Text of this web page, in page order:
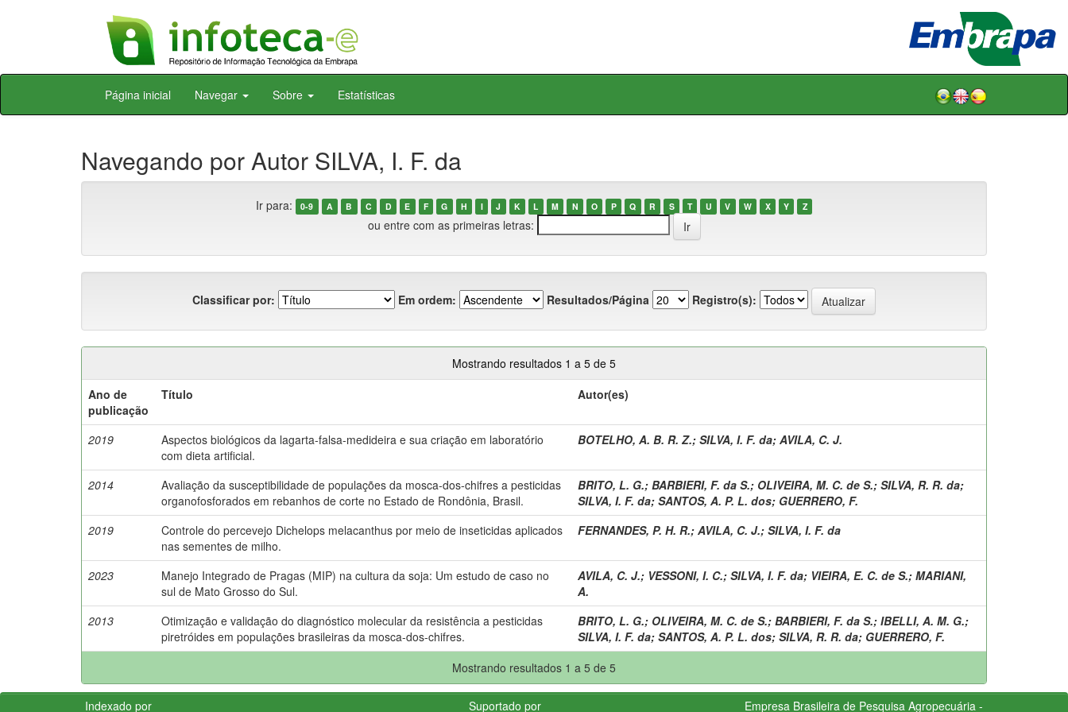
Skip
Página inicial Navegar Sobre Estatísticas
Navegando por Autor SILVA, I. F. da
Ir para: 0-9 A B C D E F G H I J K L M N O P Q R S T U V W X Y Z
ou entre com as primeiras letras:
Classificar por: Em ordem: Resultados/Página Registro(s):
Mostrando resultados 1 a 5 de 5
Ano de
publicação
Título Autor(es)
2019
Aspectos biológicos da lagarta-falsa-medideira e sua criação em laboratório
com dieta artificial.
BOTELHO, A. B. R. Z.; SILVA, I. F. da; AVILA, C. J.
2014
Avaliação da susceptibilidade de populações da mosca-dos-chifres a pesticidas
organofosforados em rebanhos de corte no Estado de Rondônia, Brasil.
BRITO, L. G.; BARBIERI, F. da S.; OLIVEIRA, M. C. de S.; SILVA, R. R. da;
SILVA, I. F. da; SANTOS, A. P. L. dos; GUERRERO, F.
2019
Controle do percevejo Dichelops melacanthus por meio de inseticidas aplicados
nas sementes de milho.
FERNANDES, P. H. R.; AVILA, C. J.; SILVA, I. F. da
2023
Manejo Integrado de Pragas (MIP) na cultura da soja: Um estudo de caso no
sul de Mato Grosso do Sul.
AVILA, C. J.; VESSONI, I. C.; SILVA, I. F. da; VIEIRA, E. C. de S.; MARIANI,
A.
2013
Otimização e validação do diagnóstico molecular da resistência a pesticidas
piretróides em populações brasileiras da mosca-dos-chifres.
BRITO, L. G.; OLIVEIRA, M. C. de S.; BARBIERI, F. da S.; IBELLI, A. M. G.;
SILVA, I. F. da; SANTOS, A. P. L. dos; SILVA, R. R. da; GUERRERO, F.
Mostrando resultados 1 a 5 de 5
Indexado por Suportado por Empresa Brasileira de Pesquisa Agropecuária -